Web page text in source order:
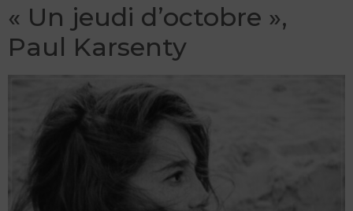
« Un jeudi d’octobre »,
Paul Karsenty